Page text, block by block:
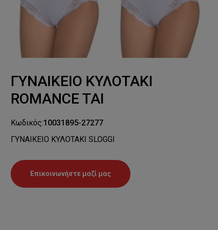
ΓΥΝΑΙΚΕΙΟ ΚΥΛΟΤΑΚΙ
ROMANCE TAI
Κωδικός:10031895-27277
ΓΥΝΑΙΚΕΙΟ ΚΥΛΟΤΑΚΙ SLOGGI
Επικοινωνήστε μαζί μας